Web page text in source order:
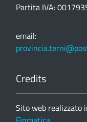
Partita IVA:
email:
Credits
Sito web realizzato